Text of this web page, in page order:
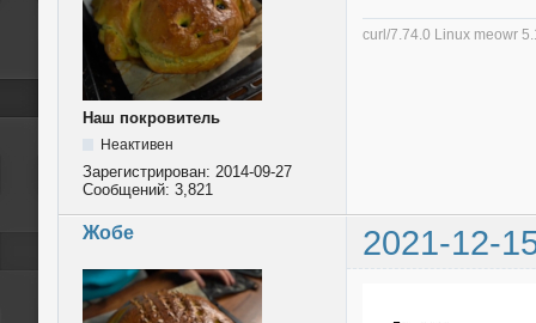
Наш покровитель
Неактивен
Зарегистрирован: 2014-09-27
Сообщений: 3,821
curl/7.74.0 Linux meowr
Жобе 2021-12-